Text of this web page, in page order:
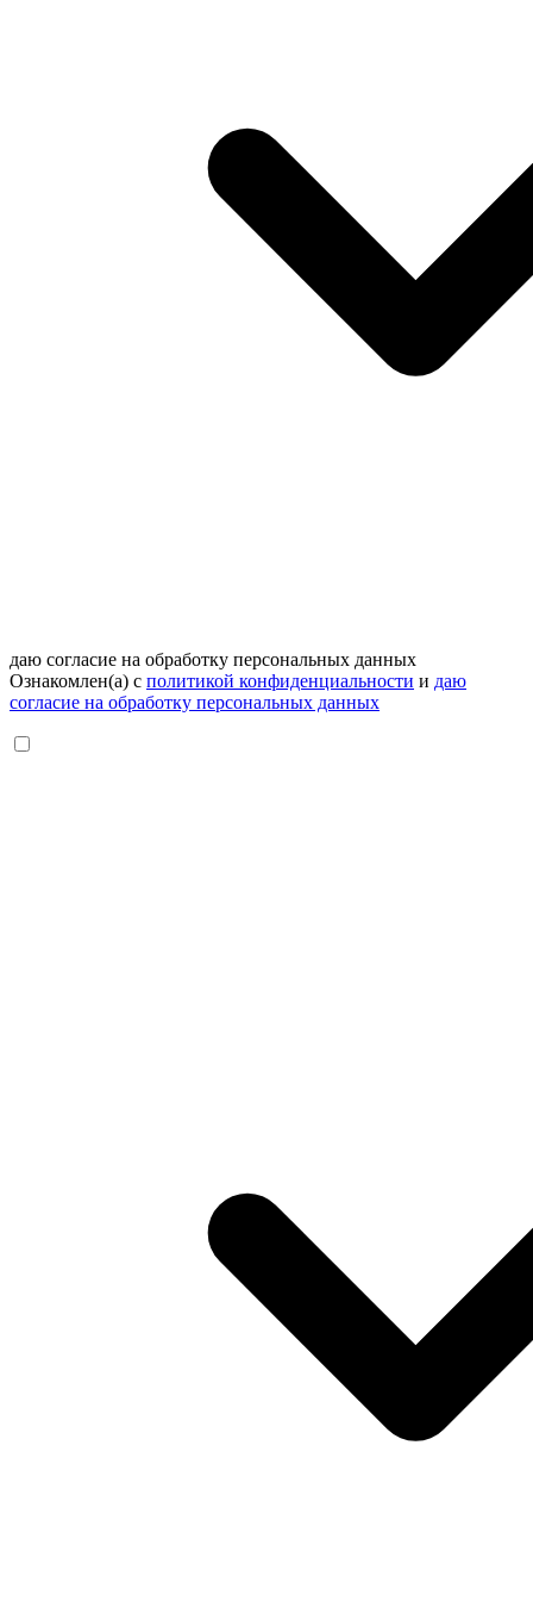
даю согласие на обработку персональных данных
Ознакомлен(а) с политикой конфиденциальности и даю
согласие на обработку персональных данных